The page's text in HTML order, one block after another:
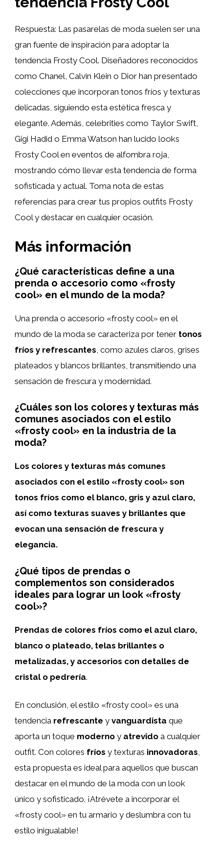
Respuesta: Las pasarelas de moda suelen ser una
gran fuente de inspiración para adoptar la
tendencia Frosty Cool. Diseñadores reconocidos
como Chanel, Calvin Klein o Dior han presentado
colecciones que incorporan tonos fríos y texturas
delicadas, siguiendo esta estética fresca y
elegante. Además, celebrities como Taylor Swift,
Gigi Hadid o Emma Watson han lucido looks
Frosty Cool en eventos de alfombra roja,
mostrando cómo llevar esta tendencia de forma
sofisticada y actual. Toma nota de estas
referencias para crear tus propios outfits Frosty
Cool y destacar en cualquier ocasión.
Más información
¿Qué características define a una
prenda o accesorio como «frosty
cool» en el mundo de la moda?
Una prenda o accesorio «frosty cool» en el
mundo de la moda se caracteriza por tener tonos
fríos y refrescantes , como azules claros, grises
plateados y blancos brillantes, transmitiendo una
sensación de frescura y modernidad.
¿Cuáles son los colores y texturas más
comunes asociados con el estilo
«frosty cool» en la industria de la
moda?
Los colores y texturas más comunes
asociados con el estilo «frosty cool» son
tonos fríos como el blanco, gris y azul claro,
así como texturas suaves y brillantes que
evocan una sensación de frescura y
elegancia.
¿Qué tipos de prendas o
complementos son considerados
ideales para lograr un look «frosty
cool»?
Prendas de colores fríos como el azul claro,
blanco o plateado, telas brillantes o
metalizadas, y accesorios con detalles de
cristal o pedrería.
En conclusión, el estilo «frosty cool» es una
tendencia refrescante y vanguardista que
aporta un toque moderno y atrevido a cualquier
outfit. Con colores fríos y texturas innovadoras,
esta propuesta es ideal para aquellos que buscan
destacar en el mundo de la moda con un look
único y sofisticado. ¡Atrévete a incorporar el
«frosty cool» en tu armario y deslumbra con tu
estilo inigualable!